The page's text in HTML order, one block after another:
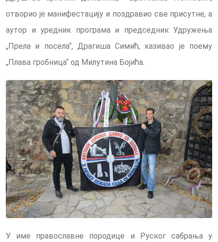
отворио је манифестацију и поздравио све присутне, а
аутор и уредник програма и председник Удружења
„Прела и посела“, Драгиша Симић, казивао је поему
„Плава гробница“ од Милутина Бојића.
У име православне породице и Руског сабрања у